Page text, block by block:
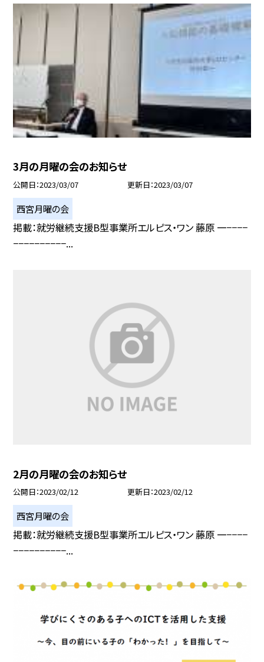
3月の月曜の会のお知らせ
公開日 2023/03/07 更新日 2023/03/07
西宮月曜の会
掲載：就労継続支援B型事業所エルピス・ワン 藤原 一−−−−
−−−−−−−−−−...
2月の月曜の会のお知らせ
公開日 2023/02/12 更新日 2023/02/12
西宮月曜の会
掲載：就労継続支援B型事業所エルピス・ワン 藤原 一−−−−
−−−−−−−−−−...